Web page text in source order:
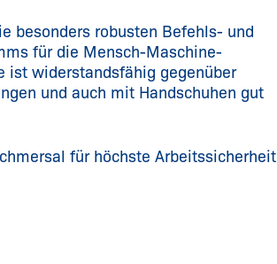
besonders robusten Befehls- und
für die Mensch-Maschine-
ist widerstandsfähig gegenüber
und auch mit Handschuhen gut
für höchste Arbeitssicherheit